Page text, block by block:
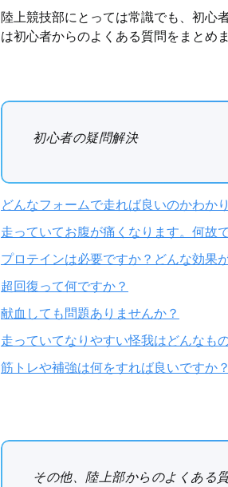
陸上競技部にとっては常識でも、初心
は初心者からのよくある質問をまとめま
初心者の疑問解決
どんなフォームで走れば良いのかわかり
走っていてお腹が痛くなります。何故
プロテインは必要ですか？どんな効果
超回復って何ですか？
献血しても問題ありませんか？
走っていてなりやすい怪我はどんなも
筋トレや補強は何をすれば良いですか？
その他、陸上部からのよくある